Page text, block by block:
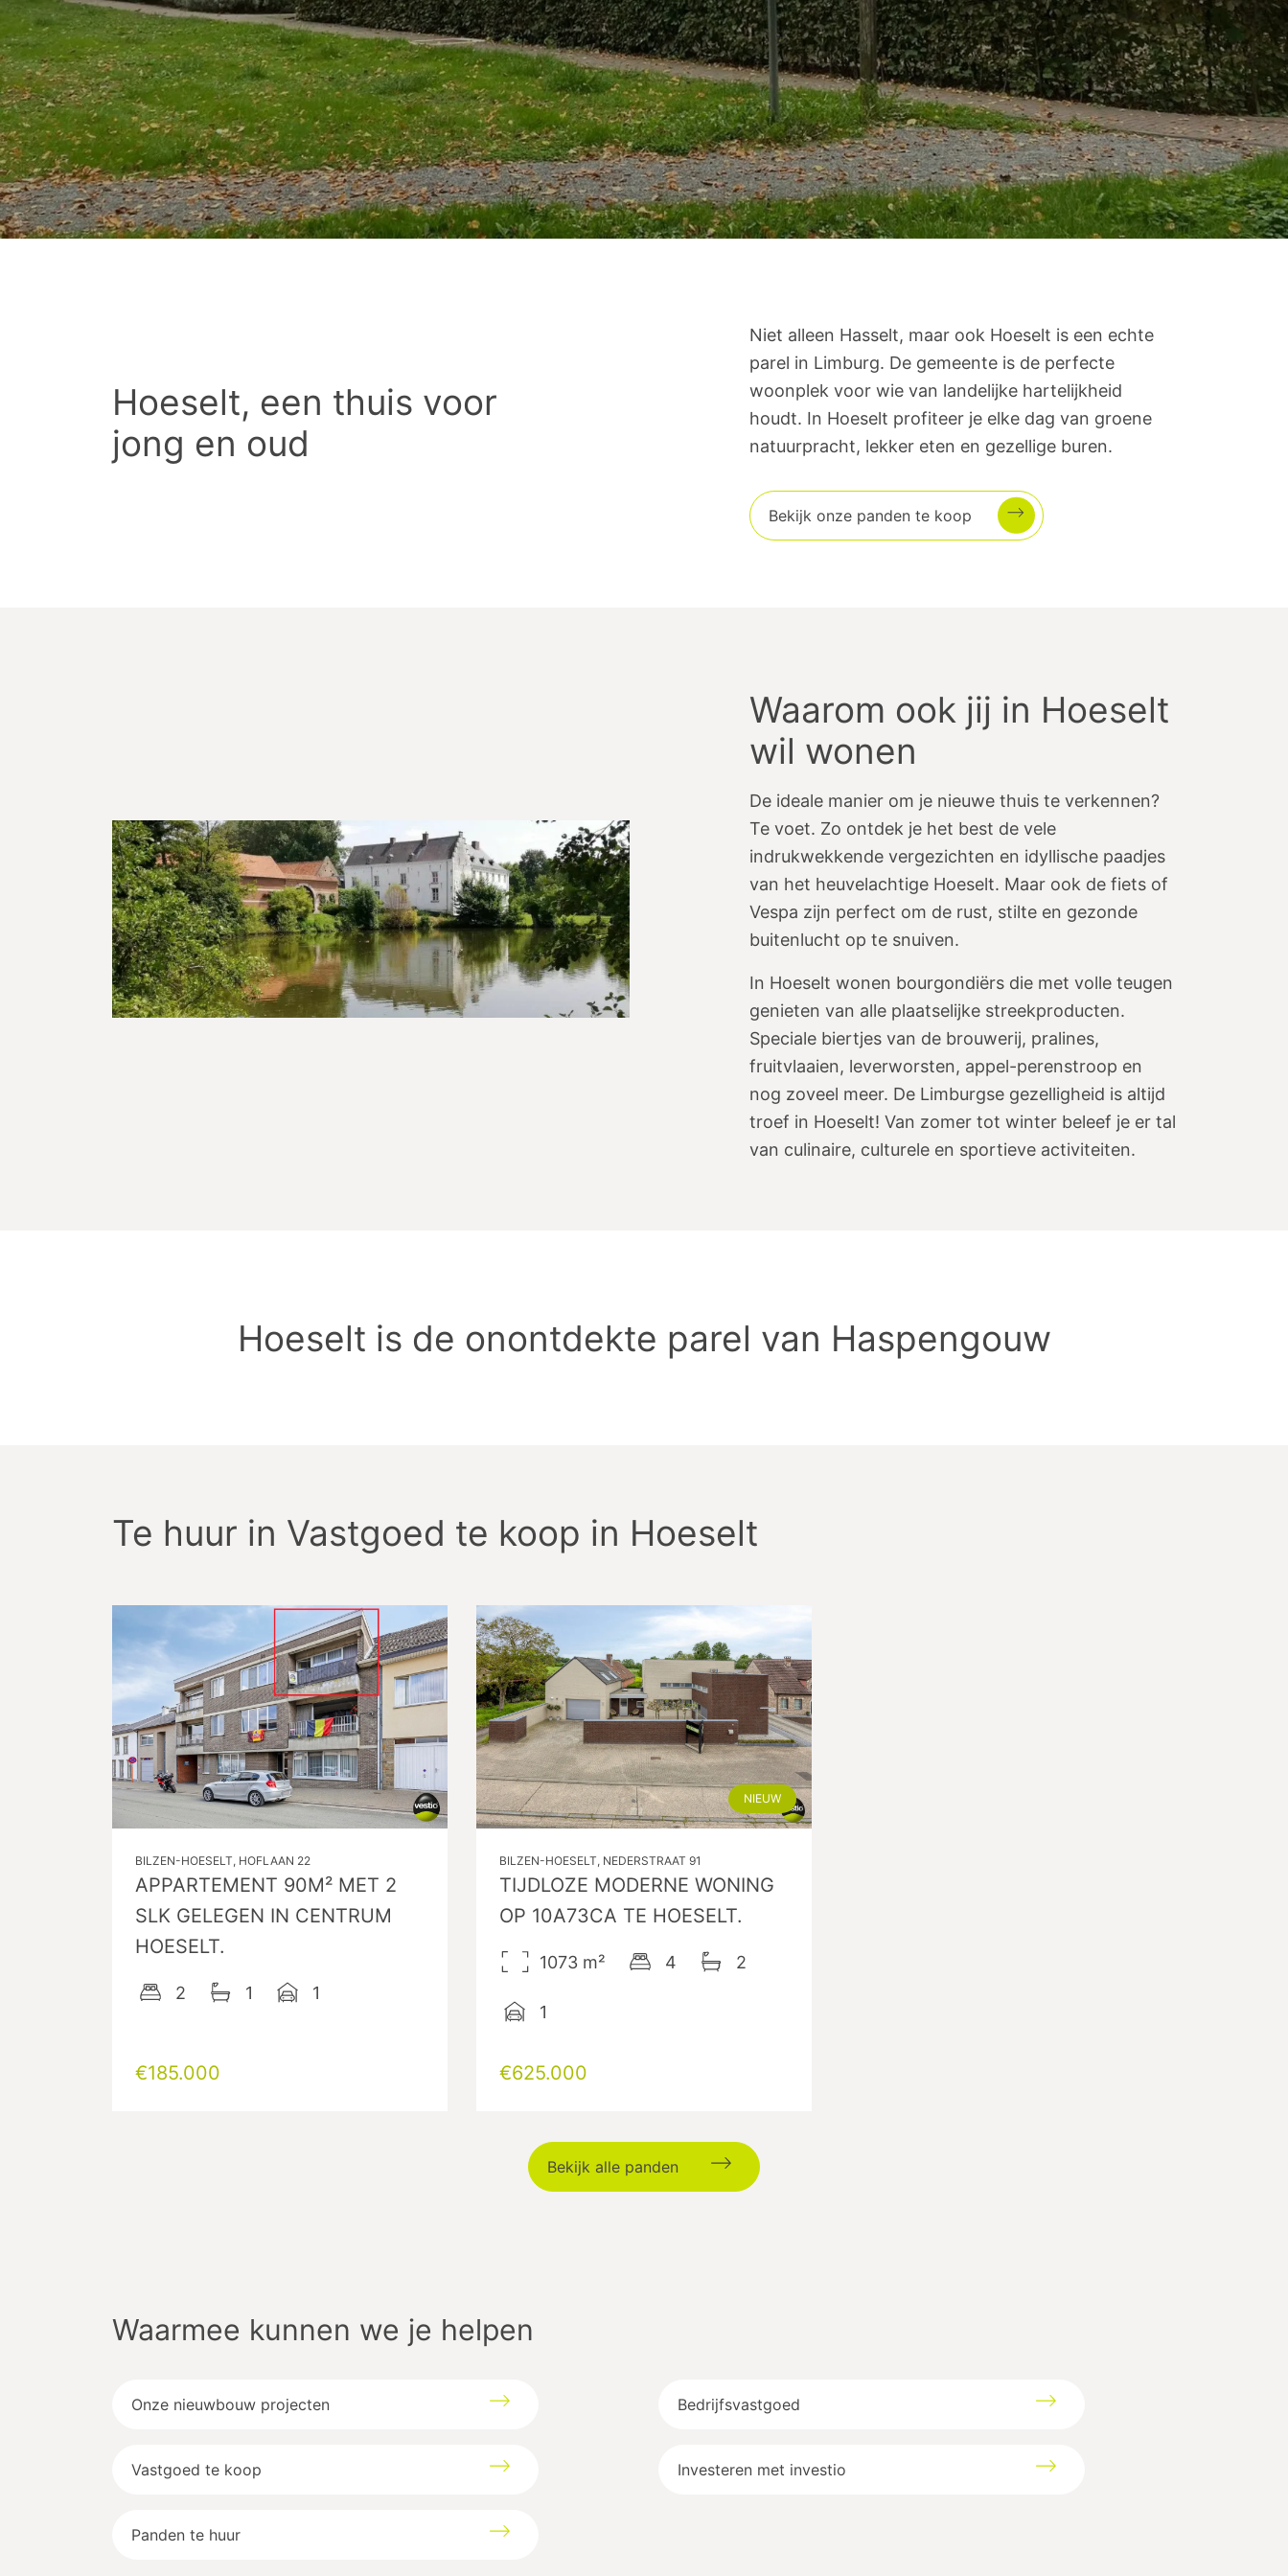
Hoeselt, een thuis voor
jong en oud
Niet alleen Hasselt, maar ook Hoeselt is een echte
parel in Limburg. De gemeente is de perfecte
woonplek voor wie van landelijke hartelijkheid
houdt. In Hoeselt profiteer je elke dag van groene
natuurpracht, lekker eten en gezellige buren.
Bekijk onze panden te koop
Waarom ook jij in Hoeselt
wil wonen
De ideale manier om je nieuwe thuis te verkennen?
Te voet. Zo ontdek je het best de vele
indrukwekkende vergezichten en idyllische paadjes
van het heuvelachtige Hoeselt. Maar ook de fiets of
Vespa zijn perfect om de rust, stilte en gezonde
buitenlucht op te snuiven.
In Hoeselt wonen bourgondiërs die met volle teugen
genieten van alle plaatselijke streekproducten.
Speciale biertjes van de brouwerij, pralines,
fruitvlaaien, leverworsten, appel-perenstroop en
nog zoveel meer. De Limburgse gezelligheid is altijd
troef in Hoeselt! Van zomer tot winter beleef je er tal
van culinaire, culturele en sportieve activiteiten.
Hoeselt is de onontdekte parel van Haspengouw
Te huur in Vastgoed te koop in Hoeselt
BILZEN-HOESELT, HOFLAAN 22
APPARTEMENT 90M² MET 2
SLK GELEGEN IN CENTRUM
HOESELT.
2 1 1
€185.000
NIEUW
BILZEN-HOESELT, NEDERSTRAAT 91
TIJDLOZE MODERNE WONING
OP 10A73CA TE HOESELT.
1073 m² 4 2
1
€625.000
Bekijk alle panden
Waarmee kunnen we je helpen
Onze nieuwbouw projecten
Vastgoed te koop
Panden te huur
Bedrijfsvastgoed
Investeren met investio